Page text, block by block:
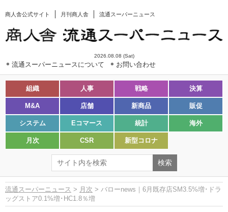
商人舎公式サイト 月刊商人舎 流通スーパーニュース
2026.08.08 (Sat)
流通スーパーニュースについて お問い合わせ
組織 人事 戦略 決算
M&A 店舗 新商品 販促
システム Eコマース 統計 海外
月次 CSR 新型コロナ
流通スーパーニュース > 月次 > バローnews｜6月既存店SM3.5%増･ドラ
ッグストア0.1%増･HC1.8％増